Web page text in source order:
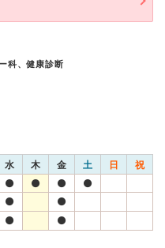
科、健康診断
水 木 金 土 日 祝